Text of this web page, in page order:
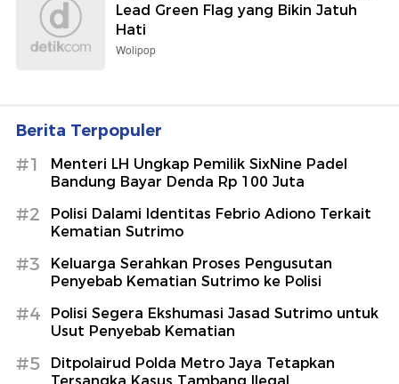
Lead Green Flag yang Bikin Jatuh
Hati
Wolipop
Berita Terpopuler
#1
Menteri LH Ungkap Pemilik SixNine Padel
Bandung Bayar Denda Rp 100 Juta
#2
Polisi Dalami Identitas Febrio Adiono Terkait
Kematian Sutrimo
#3
Keluarga Serahkan Proses Pengusutan
Penyebab Kematian Sutrimo ke Polisi
#4
Polisi Segera Ekshumasi Jasad Sutrimo untuk
Usut Penyebab Kematian
#5
Ditpolairud Polda Metro Jaya Tetapkan
Tersangka Kasus Tambang Ilegal